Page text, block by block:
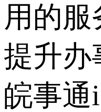
用的服
提升办
皖事通